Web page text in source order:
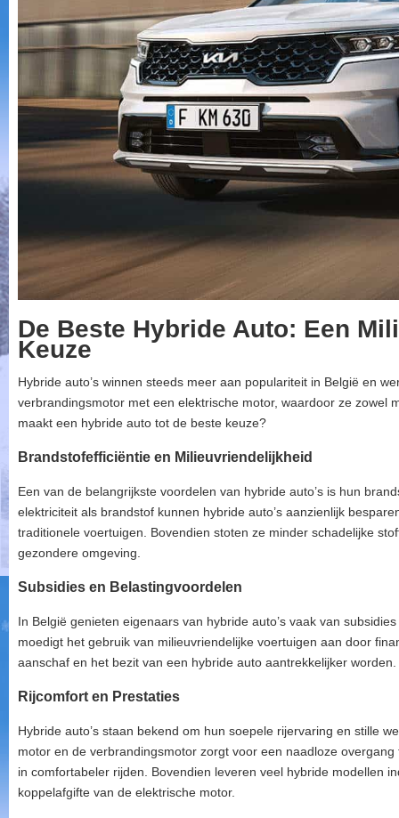
De Beste Hybride Auto: Een
Keuze
Hybride auto’s winnen steeds meer aan populariteit in België en
verbrandingsmotor met een elektrische motor, waardoor ze zowel
maakt een hybride auto tot de beste keuze?
Brandstofefficiëntie en Milieuvriendelijkheid
Een van de belangrijkste voordelen van hybride auto’s is hun
elektriciteit als brandstof kunnen hybride auto’s aanzienlijk
traditionele voertuigen. Bovendien stoten ze minder schadelijke
gezondere omgeving.
Subsidies en Belastingvoordelen
In België genieten eigenaars van hybride auto’s vaak van
moedigt het gebruik van milieuvriendelijke voertuigen aan door
aanschaf en het bezit van een hybride auto aantrekkelijker worden.
Rijcomfort en Prestaties
Hybride auto’s staan bekend om hun soepele rijervaring en stille
motor en de verbrandingsmotor zorgt voor een naadloze
in comfortabeler rijden. Bovendien leveren veel hybride modellen
koppelafgifte van de elektrische motor.